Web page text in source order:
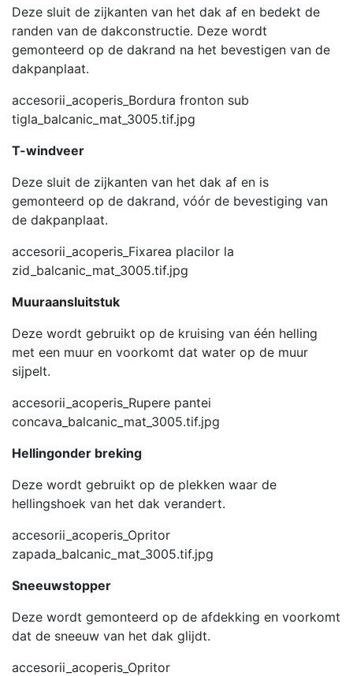
Deze sluit de zijkanten van het dak af en bedekt de
randen van de dakconstructie. Deze wordt
gemonteerd op de dakrand na het bevestigen van de
dakpanplaat.
accesorii_acoperis_Bordura fronton sub
tigla_balcanic_mat_3005.tif.jpg
T-windveer
Deze sluit de zijkanten van het dak af en is
gemonteerd op de dakrand, vóór de bevestiging van
de dakpanplaat.
accesorii_acoperis_Fixarea placilor la
zid_balcanic_mat_3005.tif.jpg
Muuraansluitstuk
Deze wordt gebruikt op de kruising van één helling
met een muur en voorkomt dat water op de muur
sijpelt.
accesorii_acoperis_Rupere pantei
concava_balcanic_mat_3005.tif.jpg
Hellingonder breking
Deze wordt gebruikt op de plekken waar de
hellingshoek van het dak verandert.
accesorii_acoperis_Opritor
zapada_balcanic_mat_3005.tif.jpg
Sneeuwstopper
Deze wordt gemonteerd op de afdekking en voorkomt
dat de sneeuw van het dak glijdt.
accesorii_acoperis_Opritor